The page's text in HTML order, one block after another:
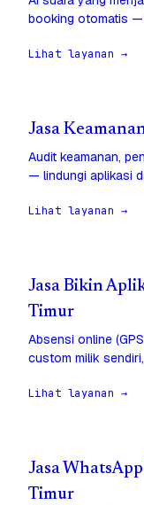
booking otomatis —
Lihat layanan →
Jasa
Audit keamanan,
— lindungi aplikasi
Lihat layanan →
Jasa Bikin
Timur
Absensi online
custom milik
Lihat layanan →
Jasa
Timur